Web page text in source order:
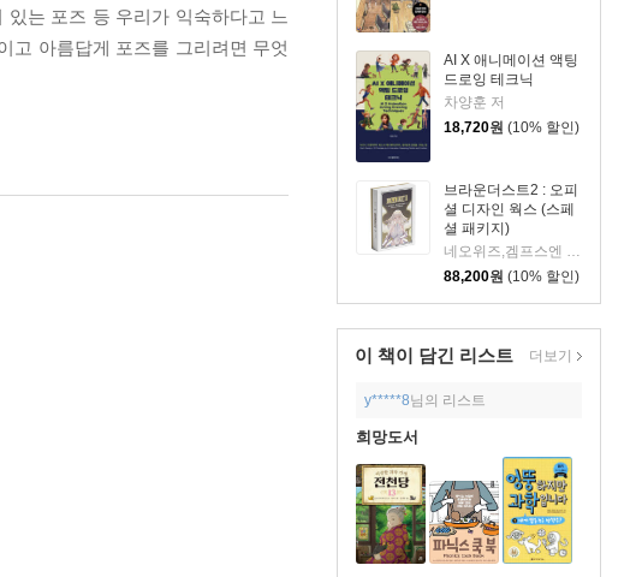
AI X 애니메이션 액팅
드로잉 테크닉
차양훈 저
18,720원 (10% 할인)
브라운더스트2 : 오피
셜 디자인 웍스 (스페
셜 패키지)
네오위즈,겜프스엔 편저
88,200원 (10% 할인)
이 책이 담긴 리스트 더보기
y*****8님의 리스트
희망도서
는 포즈 등 우리가 익숙하다고 느
고 아름답게 포즈를 그리려면 무엇